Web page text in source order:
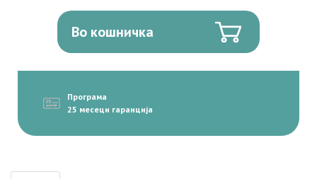
Во кошничка
Програма
25 месеци гаранција